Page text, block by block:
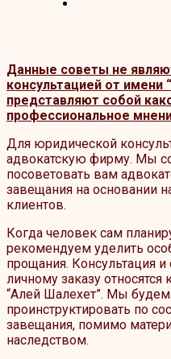
Данные советы не
консультацией от имени
представляют собой
профессиональное
Для юридической
адвокатскую фирму. Мы
посоветовать вам
завещания на основании
клиентов.
Когда человек сам
рекомендуем уделить
прощания. Консультация
личному заказу относятся
“Алей Шалехет”. Мы
проинструктировать по
завещания, помимо
наследством.